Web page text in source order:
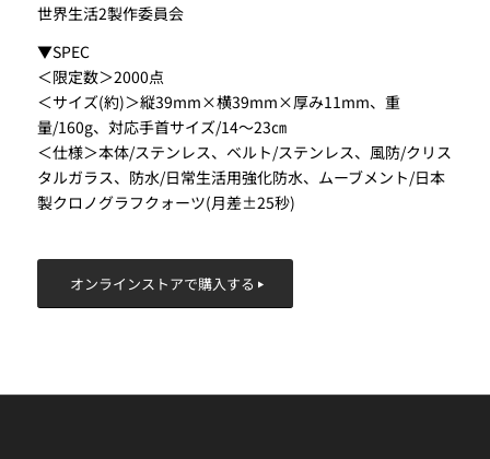
世界生活2製作委員会
▼SPEC
＜限定数＞2000点
＜サイズ(約)＞縦39mm×横39mm×厚み11mm、重
量/160g、対応手首サイズ/14～23㎝
＜仕様＞本体/ステンレス、ベルト/ステンレス、風防/クリス
タルガラス、防水/日常生活用強化防水、ムーブメント/日本
製クロノグラフクォーツ(月差±25秒)
オンラインストアで購入する